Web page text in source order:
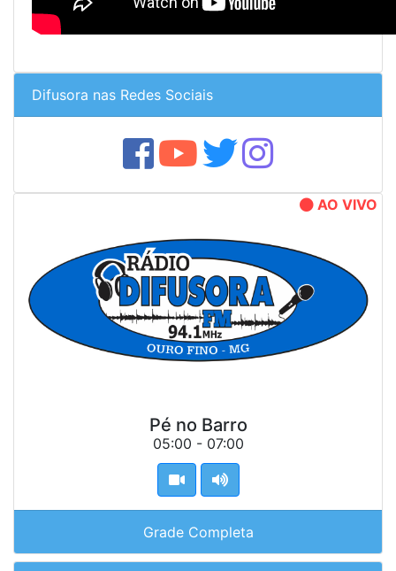
Difusora nas Redes Sociais
AO VIVO
Pé no Barro
05:00 - 07:00
Grade Completa